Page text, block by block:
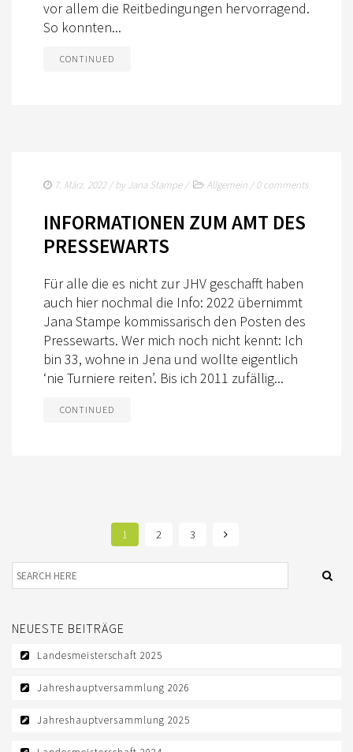
vor allem die Reitbedingungen hervorragend.
So konnten...
CONTINUED
7. März. 2022/ byJana Stampe/ Allgemein /0 comments
INFORMATIONEN ZUM AMT DES
PRESSEWARTS
Für alle die es nicht zur JHV geschafft haben
auch hier nochmal die Info: 2022 übernimmt
Jana Stampe kommissarisch den Posten des
Pressewarts. Wer mich noch nicht kennt: Ich
bin 33, wohne in Jena und wollte eigentlich
‘nie Turniere reiten’. Bis ich 2011 zufällig...
CONTINUED
1 2 3
NEUESTE BEITRÄGE
Landesmeisterschaft 2025
Jahreshauptversammlung 2026
Jahreshauptversammlung 2025